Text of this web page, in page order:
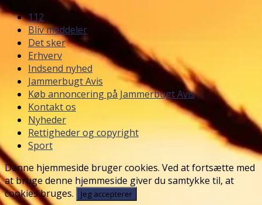
112
Bliv meddeler
Det sker
Erhverv
Indsend nyhed
Jammerbugt Avis
Køb annoncering på Jammerbugt Avis
Kontakt os
Nyheder
Rettigheder og copyright
Sport
Denne hjemmeside bruger cookies. Ved at fortsætte med
at bruge denne hjemmeside giver du samtykke til, at
cookies bruges.
Jeg accepterer